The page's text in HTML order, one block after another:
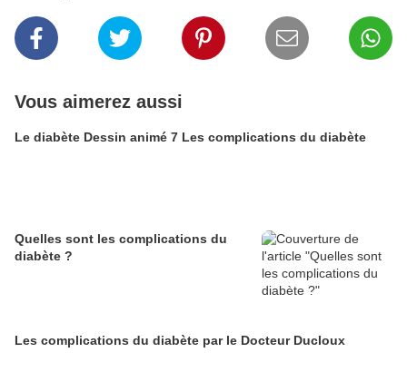
Vous aimerez aussi
Le diabète Dessin animé 7 Les complications du diabète
Quelles sont les complications du
diabète ?
Les complications du diabète par le Docteur Ducloux